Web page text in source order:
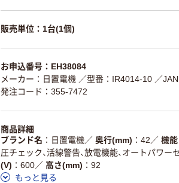
販売単位：1台(1個)
お申込番号：EH38084
メーカー：日置電機 ／型番：IR4014-10 ／
発注コード：355-7472
商品詳細
ブランド名
日置電機／ 奥行(mm) 42 ／ 機能
圧チェック、活線警告、放電機能、オートパワ
(V)
600／ 高さ(mm)
92
もっと見る